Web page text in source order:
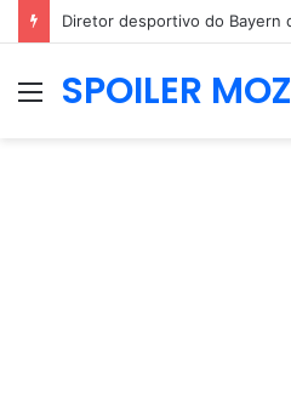
MenuSPOILER MOZ